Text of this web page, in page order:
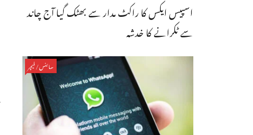
اسپیس ایکس کا راکٹ مدار سے بھٹک گیا آج چاند
سے ٹکرانے کا خدشہ
سائنس/فیچر